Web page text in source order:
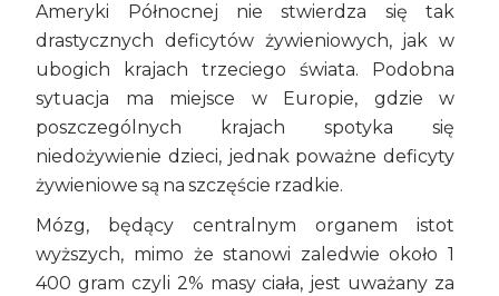
Ameryki Północnej nie stwierdza się tak
drastycznych deficytów żywieniowych, jak w
ubogich krajach trzeciego świata. Podobna
sytuacja ma miejsce w Europie, gdzie w
poszczególnych krajach spotyka się
niedożywienie dzieci, jednak poważne deficyty
żywieniowe są na szczęście rzadkie.
Mózg, będący centralnym organem istot
wyższych, mimo że stanowi zaledwie około 1
400 gram czyli 2% masy ciała, jest uważany za